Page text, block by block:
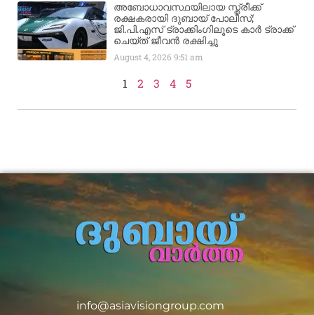
അബോധാവസ്ഥയിലായ സ്ത്രീക്ക്
രക്ഷകരായി ദുബായ് പോലീസ്;
ജി.പി.എസ് ട്രാക്കിംഗിലൂടെ കാർ ട്രാക്ക്
ചെയ്ത് ജീവൻ രക്ഷിച്ചു
August 4, 20269:51 am
1 2 3 4 5
info@asiavisiongroup.com